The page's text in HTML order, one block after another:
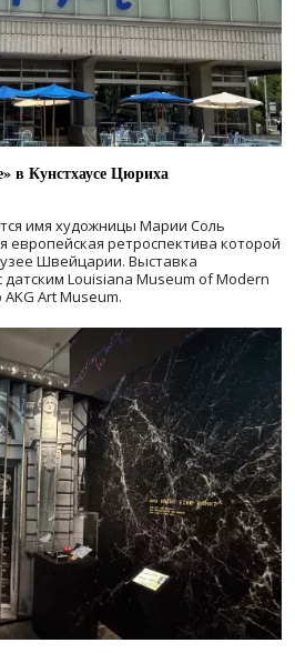
в Кунстхаусе Цюриха
имя художницы Марии Соль
европейская ретроспектива которой
Швейцарии. Выставка
датским Louisiana Museum of Modern
Art Museum.